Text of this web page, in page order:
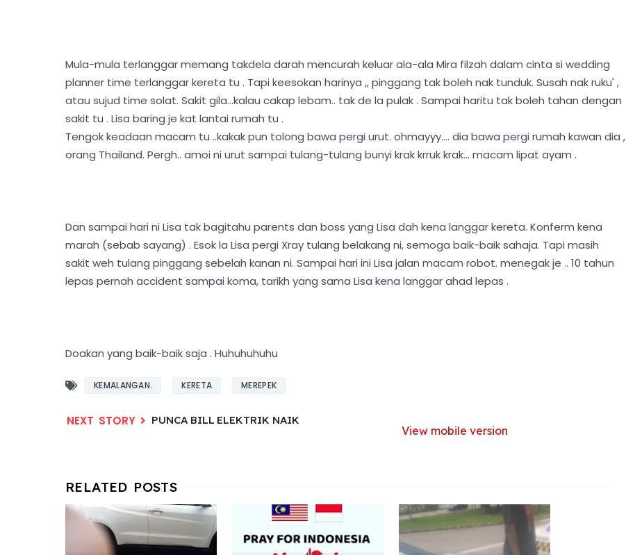
Mula-mula terlanggar memang takdela darah mencurah keluar ala-ala Mira filzah dalam cinta si wedding
planner time terlanggar kereta tu . Tapi keesokan harinya ,, pinggang tak boleh nak tunduk. Susah nak ruku' ,
atau sujud time solat. Sakit gila...kalau cakap lebam.. tak de la pulak . Sampai haritu tak boleh tahan dengan
sakit tu . Lisa baring je kat lantai rumah tu .
Tengok keadaan macam tu ..kakak pun tolong bawa pergi urut. ohmayyy.... dia bawa pergi rumah kawan dia ,
orang Thailand. Pergh.. amoi ni urut sampai tulang-tulang bunyi krak krruk krak... macam lipat ayam .
Dan sampai hari ni Lisa tak bagitahu parents dan boss yang Lisa dah kena langgar kereta. Konferm kena
marah (sebab sayang) . Esok la Lisa pergi Xray tulang belakang ni, semoga baik-baik sahaja. Tapi masih
sakit weh tulang pinggang sebelah kanan ni. Sampai hari ini Lisa jalan macam robot. menegak je .. 10 tahun
lepas pernah accident sampai koma, tarikh yang sama Lisa kena langgar ahad lepas .
Doakan yang baik-baik saja . Huhuhuhuhu
KEMALANGAN. KERETA MEREPEK
PUNCA BILL ELEKTRIK NAIK
View mobile version